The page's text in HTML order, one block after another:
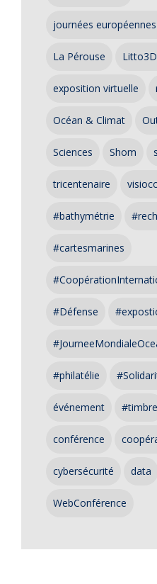
journées
La Pérouse
exposition virtuelle
Océan & Climat
Sciences Shom
tricentenaire
#bathymétrie
#cartesmarines
#Défense
#philatélie
événement #timbre
conférence
cybersécurité data
WebConférence